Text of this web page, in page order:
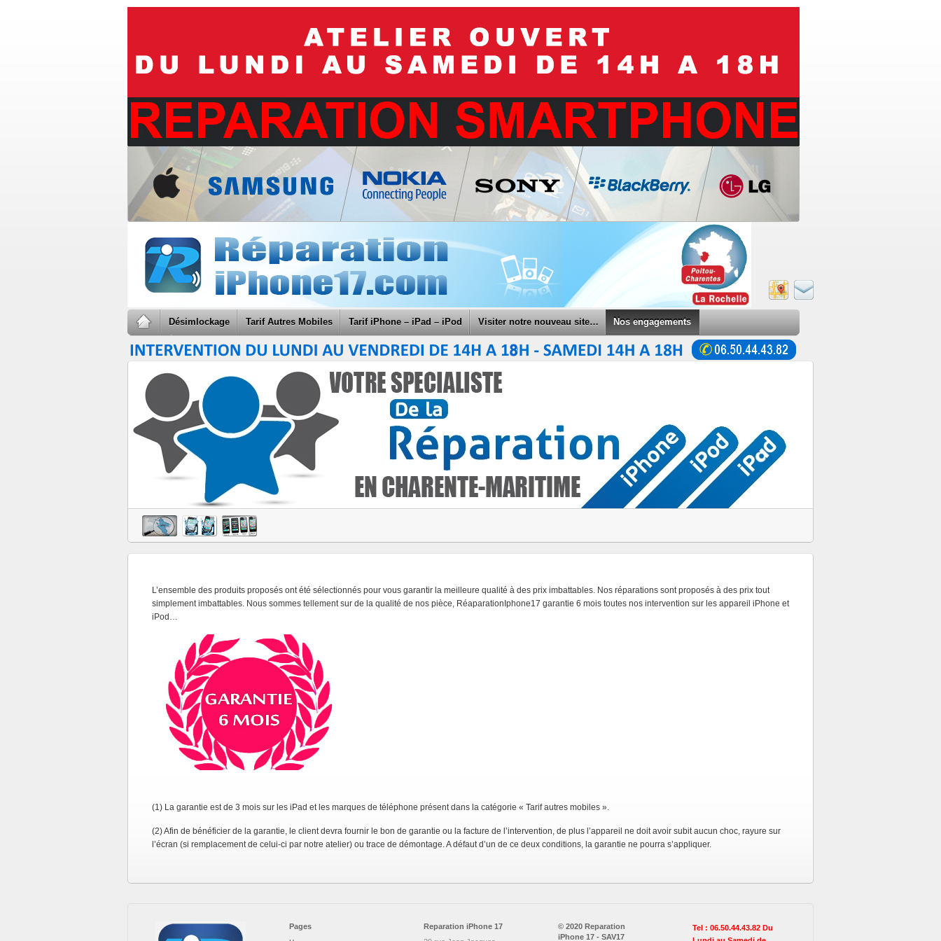
Désimlockage Tarif Autres Mobiles Tarif iPhone – iPad – iPod Visiter notre nouveau site… Nos engagements
L’ensemble des produits proposés ont été sélectionnés pour vous garantir la meilleure qualité à des prix imbattables. Nos réparations sont proposés à des prix tout
simplement imbattables. Nous sommes tellement sur de la qualité de nos pièce, RéaparationIphone17 garantie 6 mois toutes nos intervention sur les appareil iPhone et
iPod…
(1) La garantie est de 3 mois sur les iPad et les marques de téléphone présent dans la catégorie « Tarif autres mobiles ».
(2) Afin de bénéficier de la garantie, le client devra fournir le bon de garantie ou la facture de l’intervention, de plus l’appareil ne doit avoir subit aucun choc, rayure sur
l’écran (si remplacement de celui-ci par notre atelier) ou trace de démontage. A défaut d’un de ce deux conditions, la garantie ne pourra s’appliquer.
Pages
Reparation iPhone 17
© 2020 Reparation
iPhone 17 - SAV17
Tel : 06.50.44.43.82 Du